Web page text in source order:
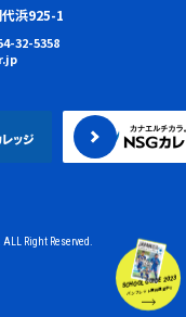
SCHOOL GUIDE 2023
パンフレット無料進呈中!!
浜925-1
32-5358
Right Reserved.